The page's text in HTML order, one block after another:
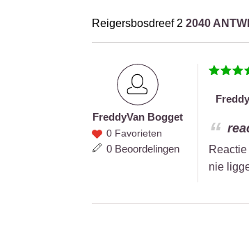
Reigersbosdreef 2 2040
Freddy
Van
Bogget
FreddyVan Bogget
0 Favorieten
0 Beoordelingen
Freddy
nie